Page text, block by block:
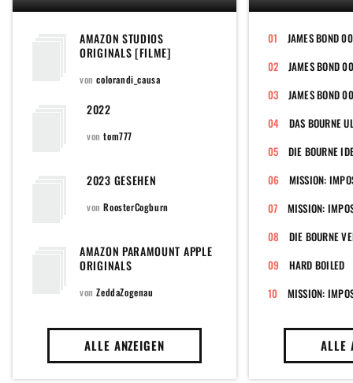
AMAZON STUDIOS
ORIGINALS [FILME]
voncolorandi_causa
2022
vontom777
2023 GESEHEN
vonRoosterCogburn
AMAZON PARAMOUNT APPLE
ORIGINALS
vonZeddaZogenau
ALLE ANZEIGEN
JAMES BOND
JAMES BOND
JAMES BOND
DAS BOURNE
DIE BOURNE
MISSION:
DIE BOURNE
HARD BOILED
ALLE